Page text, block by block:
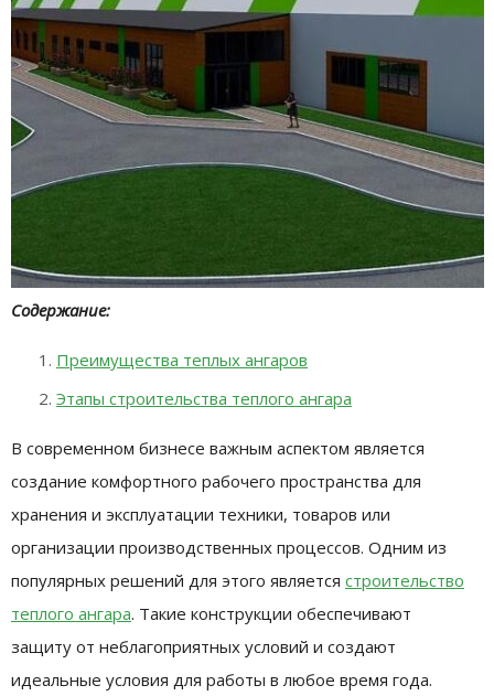
Содержание:
Преимущества теплых ангаров
Этапы строительства теплого ангара
В современном бизнесе важным аспектом является
создание комфортного рабочего пространства для
хранения и эксплуатации техники, товаров или
организации производственных процессов. Одним из
популярных решений для этого является строительство
теплого ангара. Такие конструкции обеспечивают
защиту от неблагоприятных условий и создают
идеальные условия для работы в любое время года.